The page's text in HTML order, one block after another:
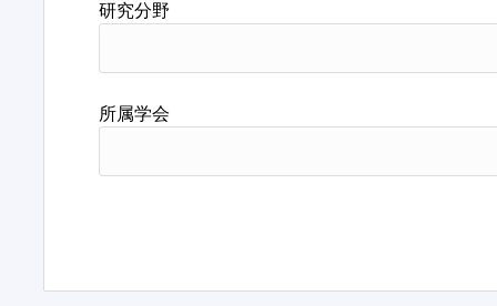
研究分野
所属学会